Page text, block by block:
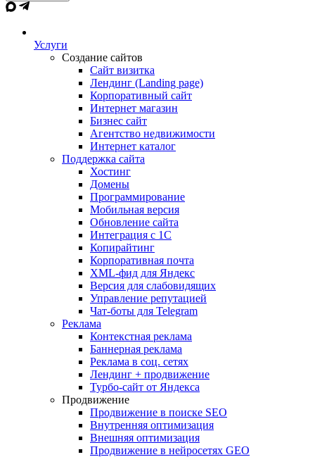
Услуги
Создание сайтов
Сайт визитка
Лендинг (Landing page)
Корпоративный сайт
Интернет магазин
Бизнес сайт
Агентство недвижимости
Интернет каталог
Поддержка сайта
Хостинг
Домены
Программирование
Мобильная версия
Обновление сайта
Интеграция с 1С
Копирайтинг
Корпоративная почта
XML-фид для Яндекс
Версия для слабовидящих
Управление репутацией
Чат-боты для Telegram
Реклама
Контекстная реклама
Баннерная реклама
Реклама в соц. сетях
Лендинг + продвижение
Турбо-сайт от Яндекса
Продвижение
Продвижение в поиске SEO
Внутренняя оптимизация
Внешняя оптимизация
Продвижение в нейросетях GEO